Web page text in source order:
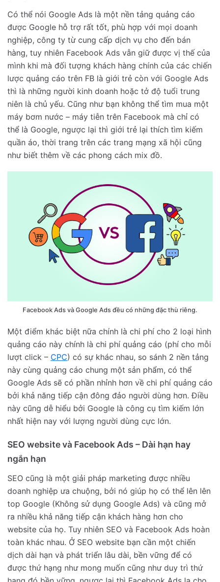
Có thể nói Google Ads là một nền tảng quảng cáo
được Google hỗ trợ rất tốt, phù hợp với mọi doanh
nghiệp, công ty từ cung cấp dịch vụ cho đến bán
hàng, tuy nhiên Facebook Ads vẫn giữ được vị thế của
mình khi mà đối tượng khách hàng chính của các chiến
lược quảng cáo trên FB là giới trẻ còn với Google Ads
thì là những người kinh doanh hoặc tở độ tuổi trung
niên là chủ yếu. Cũng như bạn không thể tìm mua một
máy bơm nước – máy tiễn trên Facebook mà chỉ có
thể là Google, ngược lại thì giới trẻ lại thích tìm kiếm
quần áo, thời trang trên các trang mạng xã hội cũng
như biết thêm về các phong cách mix đồ.
Facebook Ads và Google Ads đều có những đặc thù riêng.
Một điểm khác biệt nữa chính là chi phí cho 2 loại hình
quảng cáo này chính là chi phí quảng cáo (phí cho mỗi
lượt click – CPC) có sự khác nhau, so sánh 2 nền tảng
này cùng quảng cáo chung một sản phẩm, có thể
Google Ads sẽ có phần nhỉnh hơn về chi phí quảng cáo
bởi khả năng tiếp cận đông đảo người dùng hơn. Điều
này cũng dễ hiểu bởi Google là công cụ tìm kiếm lớn
nhất hiện nay với lượng người dùng cực lớn.
SEO website và Facebook Ads – Dài hạn hay
ngắn hạn
SEO cũng là một giải pháp marketing được nhiều
doanh nghiệp ưa chuộng, bởi nó giúp họ có thể lên lên
top Google (Không sử dụng Google Ads) và cũng mở
ra nhiều khả năng tiếp cận khách hàng hơn cho
website của họ. Tuy nhiên SEO và Facebook Ads hoàn
toàn khác nhau. Ở SEO website bạn cần một chiến
dịch dài hạn và phát triển lâu dài, bền vững để có
được thứ hạng như mong muốn cũng như duy trì thứ